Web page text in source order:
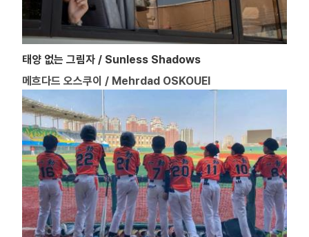
태양 없는 그림자 / Sunless Shadows
메흐다드 오스쿠이 / Mehrdad OSKOUEI